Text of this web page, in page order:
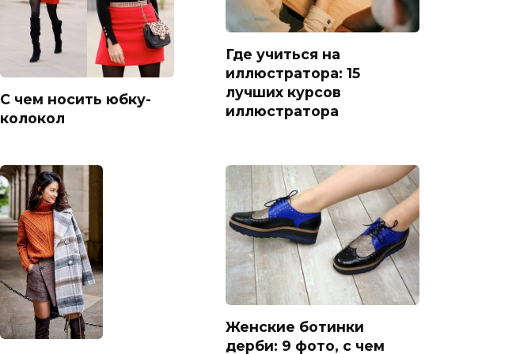
С чем носить юбку-
колокол
Где учиться на
иллюстратора: 15
лучших курсов
иллюстратора
Женские ботинки
дерби: 9 фото, с чем